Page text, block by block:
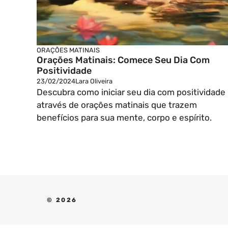
ORAÇÕES MATINAIS
Orações Matinais: Comece Seu Dia Com
Positividade
23/02/2024Lara Oliveira
Descubra como iniciar seu dia com positividade
através de orações matinais que trazem
benefícios para sua mente, corpo e espírito.
© 2026